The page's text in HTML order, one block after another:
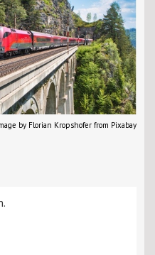
by Florian Kropshofer from Pixabay